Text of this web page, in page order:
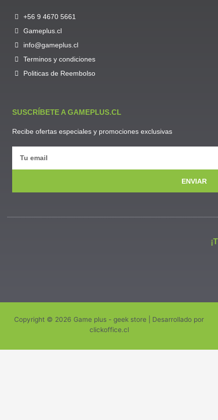
+56 9 4670 5661
Gameplus.cl
info@gameplus.cl
Terminos y condiciones
Politicas de Reembolso
SUSCRÍBETE A GAMEPLUS.CL
Recibe ofertas especiales y promociones exclusivas
ENVIAR
Copyright © 2026 Game plus - geek store | Desarrollado por
clickoffice.cl